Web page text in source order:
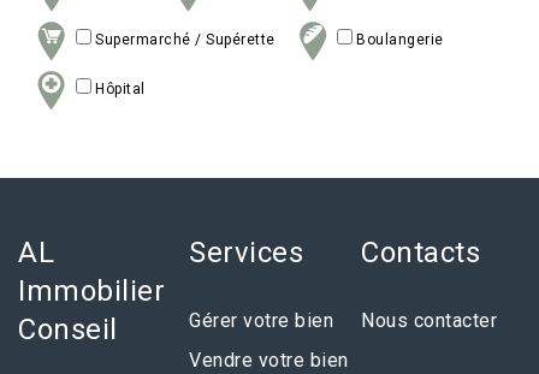
Supermarché / Supérette Boulangerie
Hôpital
AL
Immobilier
Conseil
Services
Gérer votre bien
Vendre votre bien
Contacts
Nous contacter